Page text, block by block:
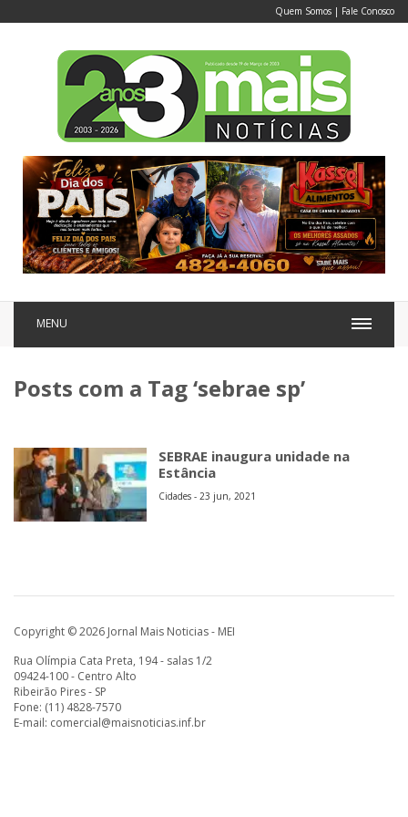
Quem Somos | Fale Conosco
MENU
Posts com a Tag ‘sebrae sp’
SEBRAE inaugura unidade na
Estância
Cidades - 23 jun, 2021
Copyright © 2026 Jornal Mais Noticias - MEI
Rua Olímpia Cata Preta, 194 - salas 1/2
09424-100 - Centro Alto
Ribeirão Pires - SP
Fone: (11) 4828-7570
E-mail: comercial@maisnoticias.inf.br